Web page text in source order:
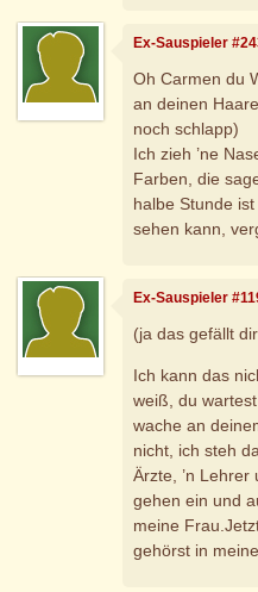
Ex-Sauspieler
Oh Carmen du
an deinen
noch schlapp)
Ich zieh ’ne
Farben, die
halbe Stunde
sehen kann,
Ex-Sauspieler
(ja das gefällt
Ich kann das
weiß, du
wache an
nicht, ich steh
Ärzte, ’n
gehen ein und
meine
gehörst in